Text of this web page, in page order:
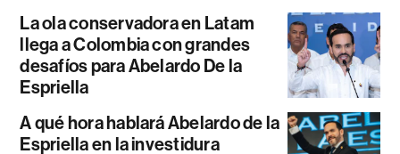
La ola conservadora en Latam
llega a Colombia con grandes
desafíos para Abelardo De la
Espriella
A qué hora hablará Abelardo de la
Espriella en la investidura